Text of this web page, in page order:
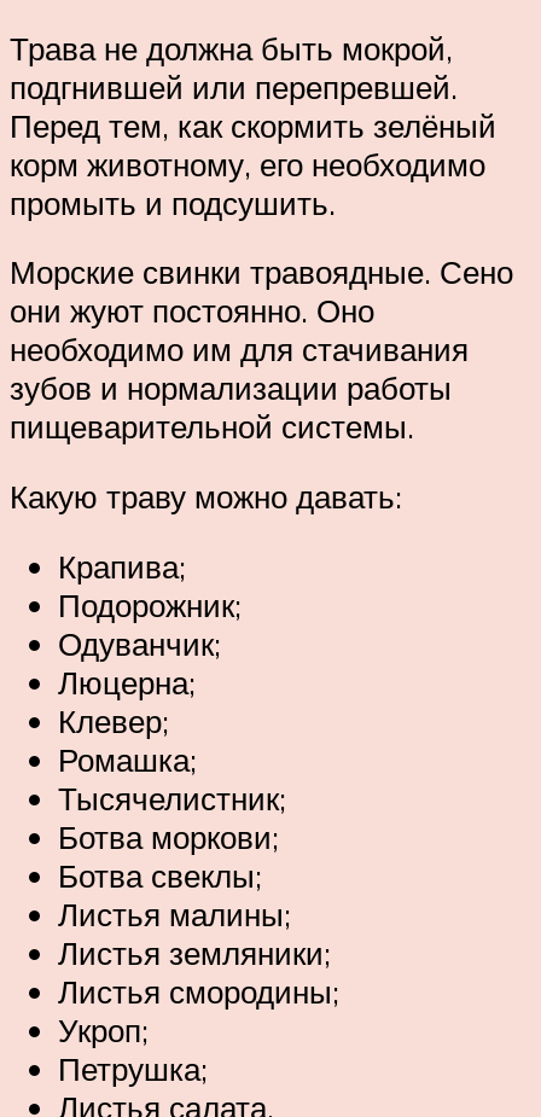
Трава не должна быть мокрой,
подгнившей или перепревшей.
Перед тем, как скормить зелёный
корм животному, его необходимо
промыть и подсушить.
Морские свинки травоядные. Сено
они жуют постоянно. Оно
необходимо им для стачивания
зубов и нормализации работы
пищеварительной системы.
Какую траву можно давать:
Крапива;
Подорожник;
Одуванчик;
Люцерна;
Клевер;
Ромашка;
Тысячелистник;
Ботва моркови;
Ботва свеклы;
Листья малины;
Листья земляники;
Листья смородины;
Укроп;
Петрушка;
Листья салата.